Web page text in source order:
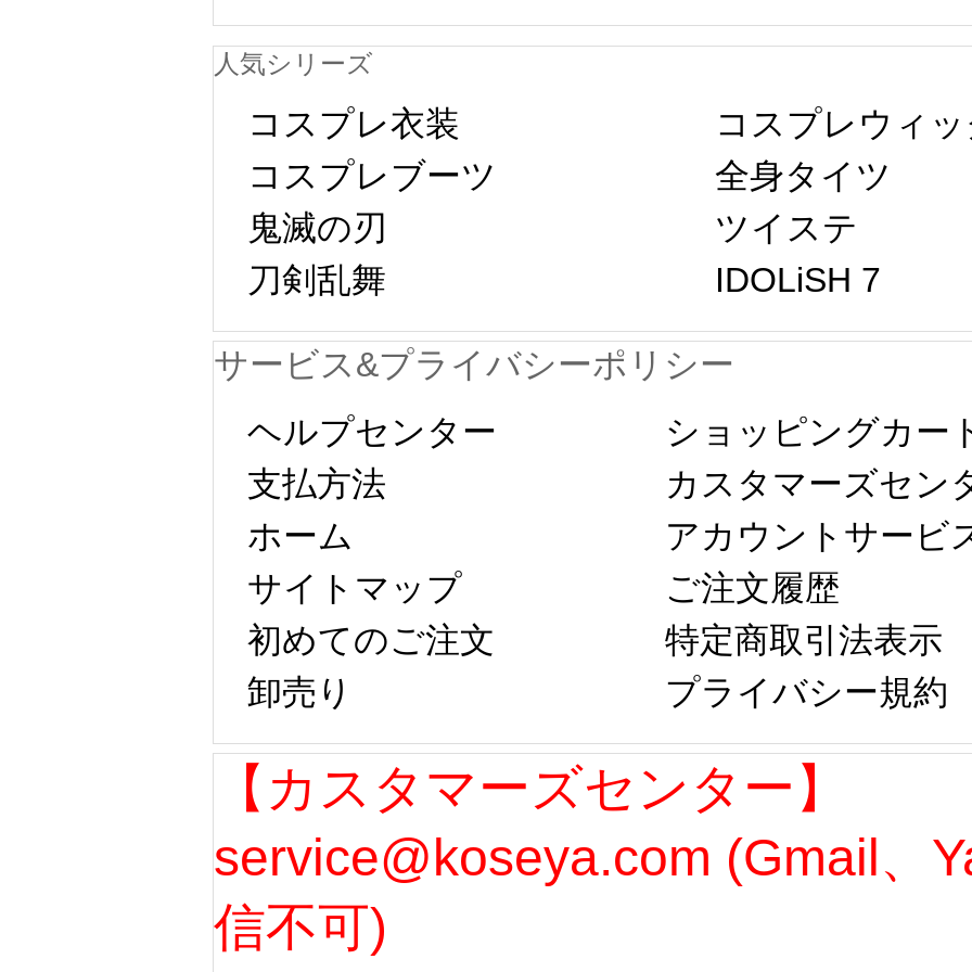
人気シリーズ
コスプレ衣装
コスプレウィ
コスプレブーツ
全身タイツ
鬼滅の刃
ツイステ
刀剣乱舞
IDOLiSH 7
サービス&プライバシーポリシー
ヘルプセンター
ショッピングカー
支払方法
カスタマーズセン
ホーム
アカウントサービ
サイトマップ
ご注文履歴
初めてのご注文
特定商取引法表示
卸売り
プライバシー規約
【カスタマーズセンター】
service@koseya.com (Gmail、
信不可)